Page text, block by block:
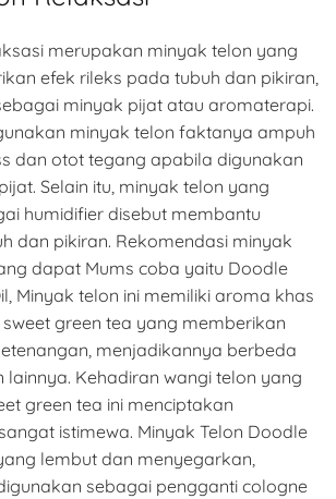
merupakan minyak telon yang
efek rileks pada tubuh dan pikiran,
minyak pijat atau aromaterapi.
minyak telon faktanya ampuh
dan otot tegang apabila digunakan
Selain itu, minyak telon yang
humidifier disebut membantu
dan pikiran. Rekomendasi minyak
dapat Mums coba yaitu Doodle
Minyak telon ini memiliki aroma khas
green tea yang memberikan
menjadikannya berbeda
lainnya. Kehadiran wangi telon yang
green tea ini menciptakan
istimewa. Minyak Telon Doodle
lembut dan menyegarkan,
sebagai pengganti cologne